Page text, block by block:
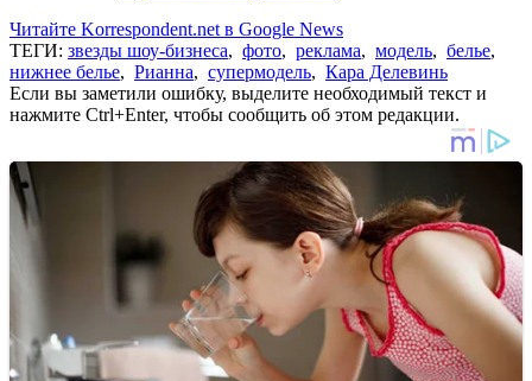
Читайте Korrespondent.net в Google News
ТЕГИ: звезды шоу-бизнеса, фото, реклама, модель, белье,
нижнее белье, Рианна, супермодель, Кара Делевинь
Если вы заметили ошибку, выделите необходимый текст и
нажмите Ctrl+Enter, чтобы сообщить об этом редакции.